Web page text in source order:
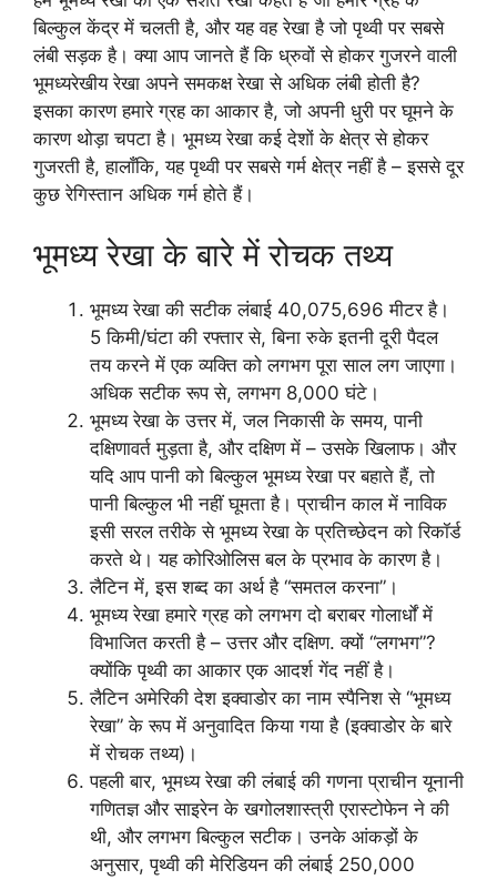
बिल्कुल केंद्र में चलती है, और यह वह रेखा है जो पृथ्वी पर सबसे
लंबी सड़क है। क्या आप जानते हैं कि ध्रुवों से होकर गुजरने वाली
भूमध्यरेखीय रेखा अपने समकक्ष रेखा से अधिक लंबी होती है?
इसका कारण हमारे ग्रह का आकार है, जो अपनी धुरी पर घूमने के
कारण थोड़ा चपटा है। भूमध्य रेखा कई देशों के क्षेत्र से होकर
गुजरती है, हालाँकि, यह पृथ्वी पर सबसे गर्म क्षेत्र नहीं है – इससे दूर
कुछ रेगिस्तान अधिक गर्म होते हैं।
भूमध्य रेखा के बारे में रोचक तथ्य
भूमध्य रेखा की सटीक लंबाई 40,075,696 मीटर है।
5 किमी/घंटा की रफ्तार से, बिना रुके इतनी दूरी पैदल
तय करने में एक व्यक्ति को लगभग पूरा साल लग जाएगा।
अधिक सटीक रूप से, लगभग 8,000 घंटे।
भूमध्य रेखा के उत्तर में, जल निकासी के समय, पानी
दक्षिणावर्त मुड़ता है, और दक्षिण में – उसके खिलाफ। और
यदि आप पानी को बिल्कुल भूमध्य रेखा पर बहाते हैं, तो
पानी बिल्कुल भी नहीं घूमता है। प्राचीन काल में नाविक
इसी सरल तरीके से भूमध्य रेखा के प्रतिच्छेदन को रिकॉर्ड
करते थे। यह कोरिओलिस बल के प्रभाव के कारण है।
लैटिन में, इस शब्द का अर्थ है “समतल करना”।
भूमध्य रेखा हमारे ग्रह को लगभग दो बराबर गोलार्धों में
विभाजित करती है – उत्तर और दक्षिण. क्यों “लगभग”?
क्योंकि पृथ्वी का आकार एक आदर्श गेंद नहीं है।
लैटिन अमेरिकी देश इक्वाडोर का नाम स्पैनिश से “भूमध्य
रेखा” के रूप में अनुवादित किया गया है (इक्वाडोर के बारे
में रोचक तथ्य)।
पहली बार, भूमध्य रेखा की लंबाई की गणना प्राचीन यूनानी
गणितज्ञ और साइरेन के खगोलशास्त्री एरास्टोफेन ने की
थी, और लगभग बिल्कुल सटीक। उनके आंकड़ों के
अनुसार, पृथ्वी की मेरिडियन की लंबाई 250,000